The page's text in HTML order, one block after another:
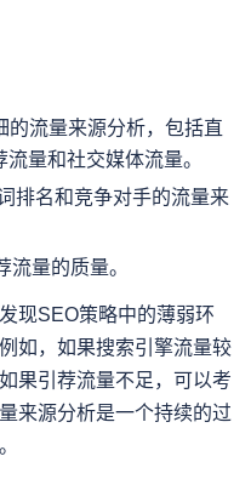
的流量来源分析，包括直
量和社交媒体流量。
排名和竞争对手的流量来
流量的质量。
现SEO策略中的薄弱环
如，如果搜索引擎流量较
果引荐流量不足，可以考
来源分析是一个持续的过